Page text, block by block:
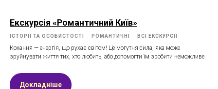
Екскурсія «Романтичний Київ»
ІСТОРІЇ ТА ОСОБИСТОСТІ РОМАНТИЧНІ ВСІ ЕКСКУРСІЇ
Кохання — енергія, що рухає світом! Це могутня сила, яка може
зруйнувати життя тих, хто любить, або допомогти їм зробити неможливе.
Докладніше